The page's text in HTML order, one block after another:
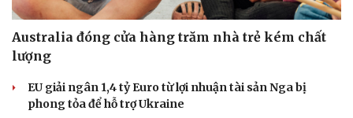
Australia đóng cửa hàng trăm nhà trẻ kém chất
lượng
EU giải ngân 1,4 tỷ Euro từ lợi nhuận tài sản Nga bị
phong tỏa để hỗ trợ Ukraine